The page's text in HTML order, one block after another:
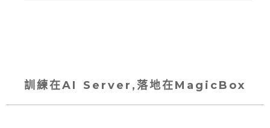
訓練在AI Server‚落地在MagicBox